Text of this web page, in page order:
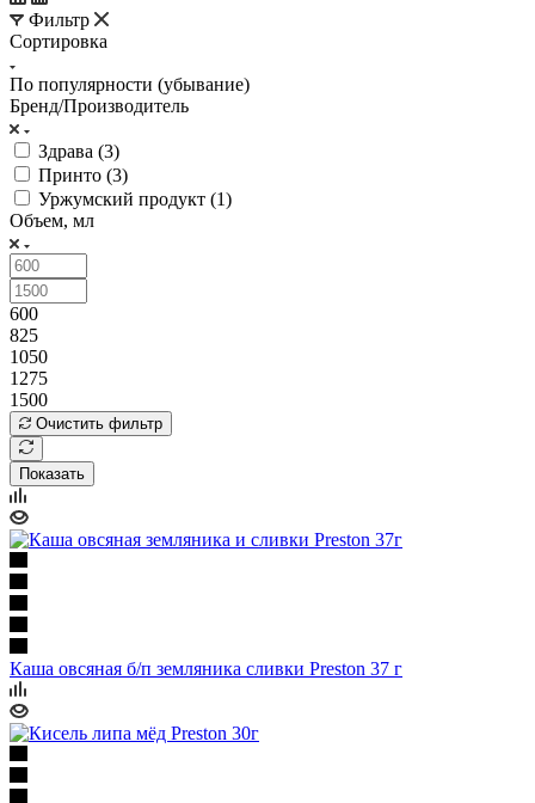
Фильтр
Сортировка
По популярности (убывание)
Бренд/Производитель
Здрава (3)
Принто (3)
Уржумский продукт (1)
Объем, мл
600
825
1050
1275
1500
Очистить фильтр
Показать
Каша овсяная б/п земляника сливки Preston 37 г